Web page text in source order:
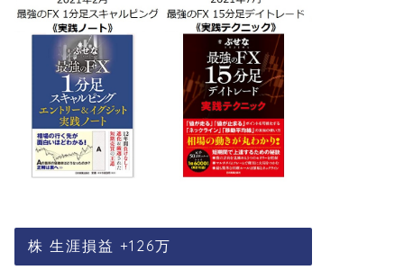
株 生涯損益 +126万